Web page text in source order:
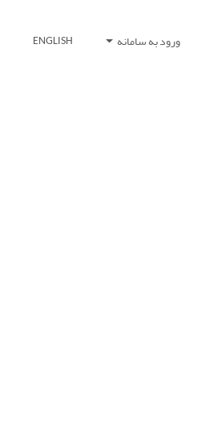
ورود به سامانه ENGLISH